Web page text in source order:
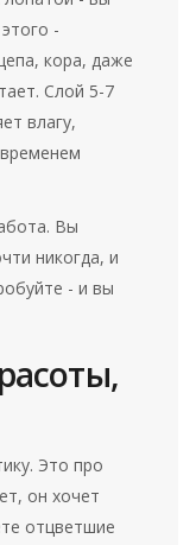
-
кора, даже
Слой 5-7
влагу,
Вы
никогда, и
- и вы
Это про
он хочет
отцветшие